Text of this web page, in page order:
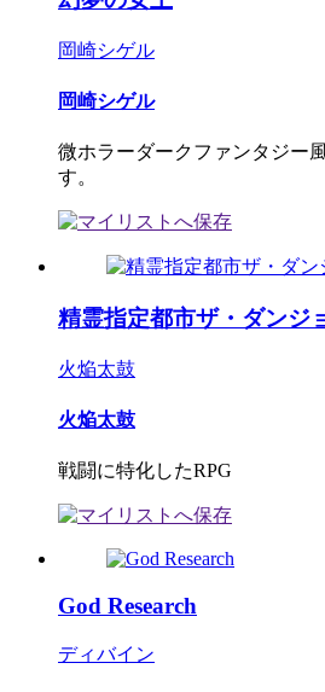
岡崎シゲル
岡崎シゲル
微ホラーダークファンタジー
す。
精霊指定都市ザ・ダンジ
火焔太鼓
火焔太鼓
戦闘に特化したRPG
God Research
ディバイン